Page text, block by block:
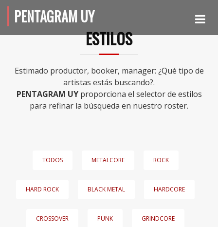
PENTAGRAM UY
ESTILOS
Estimado productor, booker, manager: ¿Qué tipo de
artistas estás buscando?.
PENTAGRAM UYproporciona el selector de estilos
para refinar la búsqueda en nuestro roster.
TODOS METALCORE ROCK
HARD ROCK BLACK METAL HARDCORE
CROSSOVER PUNK GRINDCORE